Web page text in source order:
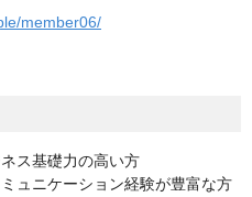
member06/
ス基礎力の高い方
ュニケーション経験が豊富な方